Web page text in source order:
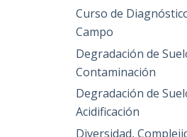
Curso de
Campo
Degradación de
Contaminación
Degradación de
Acidificación
Diversidad,